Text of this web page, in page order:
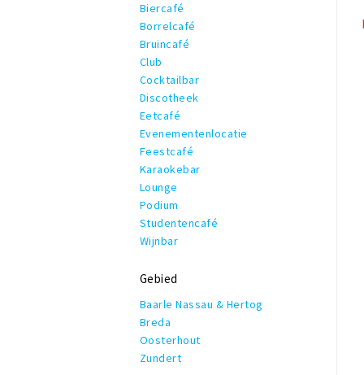
Biercafé
Borrelcafé
Bruincafé
Club
Cocktailbar
Discotheek
Eetcafé
Evenementenlocatie
Feestcafé
Karaokebar
Lounge
Podium
Studentencafé
Wijnbar
Gebied
Baarle Nassau & Hertog
Breda
Oosterhout
Zundert